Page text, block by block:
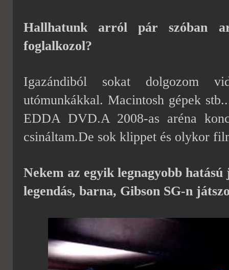
Hallhatunk arról pár szóban
foglalkozol?
Igazándiból sokat dolgozom
utómunkákkal. Macintosh gépek
EDDA DVD.A 2008-as aréna
csináltam.De sok klippet és olykor
Nekem az egyik legnagyobb
legendás, barna, Gibson SG-n